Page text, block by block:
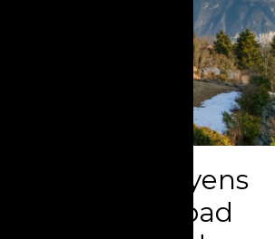
Chalet in Mayens
– Schwimmbad